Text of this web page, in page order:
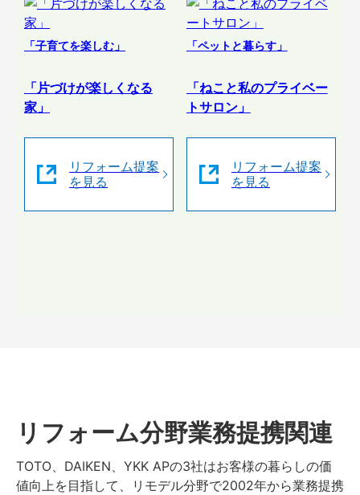
「子育てを楽しむ」
「片づけが楽しくなる
家」
リフォーム提案
を見る
「ペットと暮らす」
「ねこと私のプライベー
トサロン」
リフォーム提案
を見る
リフォーム分野業務提携関連
TOTO、DAIKEN、YKK APの3社はお客様の暮らしの価
値向上を目指して、リモデル分野で2002年から業務提携